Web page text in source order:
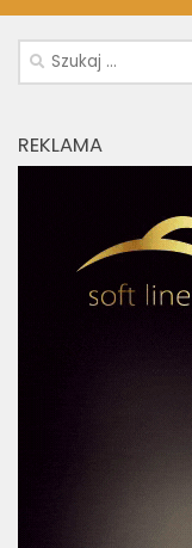
Szukaj:
REKLAMA